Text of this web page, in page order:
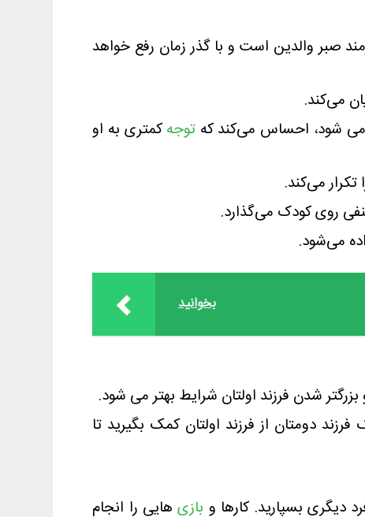
صبر والدین است و با گذر زمان رفع خواهد
می‌کند.
می شود، احساس می‌کند کهتوجهکمتری به او
می‌کند.
روی کودک می‌گذارد.
می‌شود.
بخوانید
شدن فرزند اولتان شرایط بهتر می شود.
دومتان از فرزند اولتان کمک بگیرید تا
دیگری بسپارید. کارها و بازیهایی را انجام